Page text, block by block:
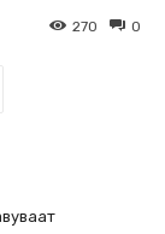
0
270